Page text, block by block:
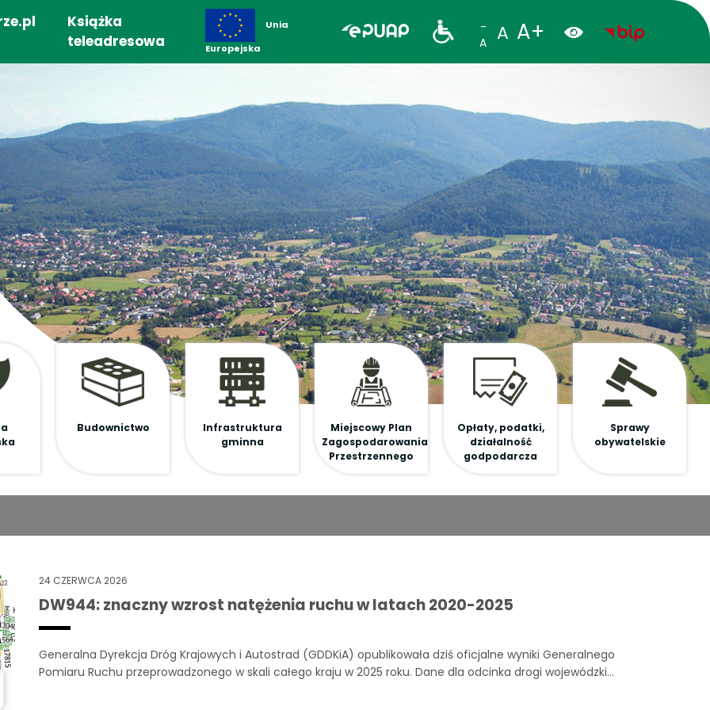
Książka
teleadresowa
Unia
Europejska
-
A
A A+
Budownictwo
Infrastruktura
gminna
Miejscowy Plan
Zagospodarowania
Przestrzennego
Opłaty, podatki,
działalność
godpodarcza
Sprawy
obywatelskie
24 CZERWCA 2026
DW944: znaczny wzrost natężenia ruchu w latach 2020-2025
Generalna Dyrekcja Dróg Krajowych i Autostrad (GDDKiA) opublikowała dziś oficjalne wyniki Generalnego
Pomiaru Ruchu przeprowadzonego w skali całego kraju w 2025 roku. Dane dla odcinka drogi wojewódzkiej
trakt komunikacyjny przeżywa znaczące oblężenie. W ciągu zaledwie pięciu lat ruch pojazdów wzrósł